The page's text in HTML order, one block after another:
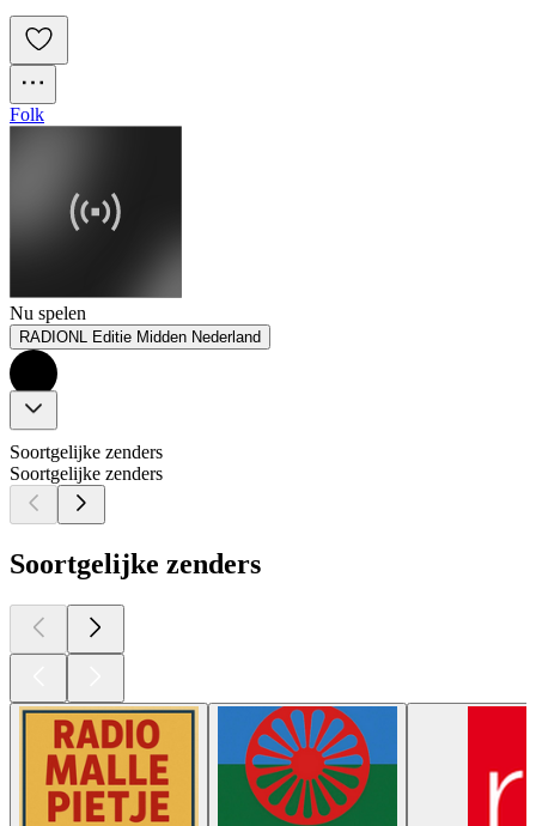
Folk
Nu spelen
RADIONL Editie Midden Nederland
Soortgelijke zenders
Soortgelijke zenders
Soortgelijke zenders